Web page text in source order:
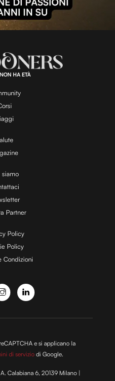
l
a
y
V
i
d
e
o
L
o
:
1
0
0
.
0
HA ETÀ
siamo
Partner
Policy
Policy
Condizioni
e si applicano la
di serviziodi Google.
Calabiana 6, 20139 Milano |